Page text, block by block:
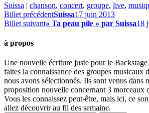
Suissa | chanson, concert, groupe, live,
Billet précédentSuissa17 juin 2013
Billet suivant« Ta peau pile » par Suissa18
à propos
Une nouvelle écriture juste pour le
faites la connaissance des groupes musicaux
nous avons sélectionnés. Ils sont venus dans
proposition nouvelle concernant 3 morceaux
Vous les connaissez peut-être, mais ici, ce
allez découvrir au fil des semaine.